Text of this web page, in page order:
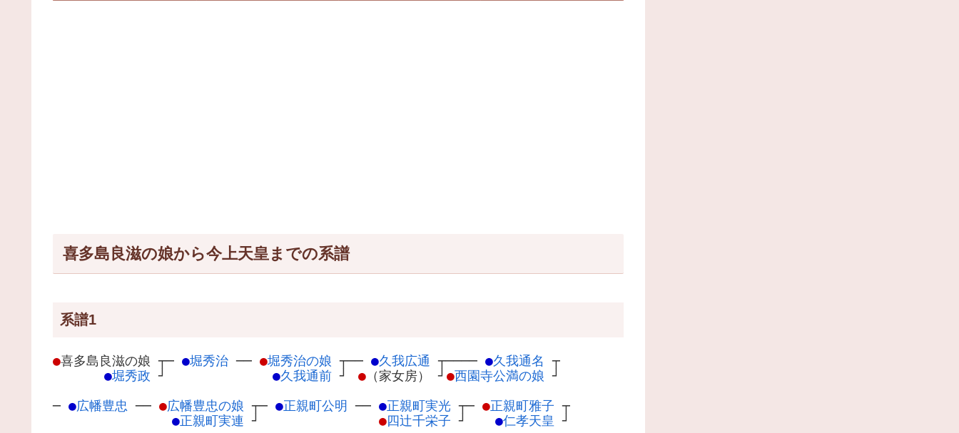
喜多島良滋の娘から今上天皇までの系譜
系譜1
●喜多島良滋の娘 ┬
●堀秀政 ┘
─ ●堀秀治 ── ●堀秀治の娘 ┬
●久我通前 ┘
── ●久我広通 ┬
● （家女房） ┘
──── ●久我通名
┬
●西園寺公満の娘 ┘
─ ●広幡豊忠 ── ●広幡豊忠の娘 ┬
●正親町実連 ┘
─ ●正親町公明 ── ●正親町実光 ┬
●四辻千栄子 ┘
─ ●正親町雅子 ┬
●仁孝天皇 ┘